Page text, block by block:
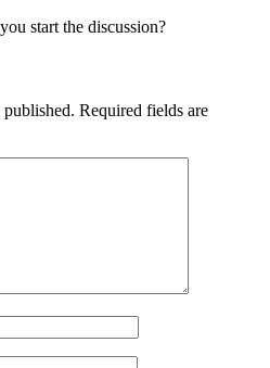
start the discussion?
Required fields are